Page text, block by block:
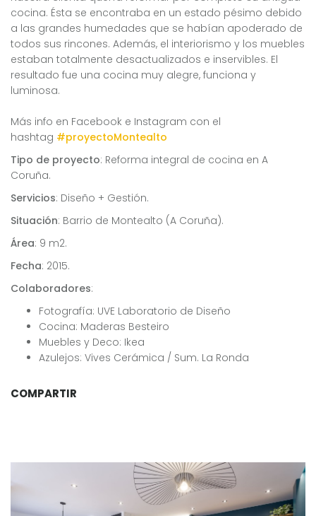
cocina. Ésta se encontraba en un estado pésimo debido
a las grandes humedades que se habían apoderado de
todos sus rincones. Además, el interiorismo y los muebles
estaban totalmente desactualizados e inservibles. El
resultado fue una cocina muy alegre, funciona y
luminosa.
Más info en Facebook e Instagram con el
hashtag #proyectoMontealto
Tipo de proyecto: Reforma integral de cocina en A
Coruña.
Servicios: Diseño + Gestión.
Situación: Barrio de Montealto (A Coruña).
Área: 9 m2.
Fecha: 2015.
Colaboradores:
Fotografía: UVE Laboratorio de Diseño
Cocina: Maderas Besteiro
Muebles y Deco: Ikea
Azulejos: Vives Cerámica / Sum. La Ronda
COMPARTIR